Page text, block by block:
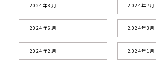
2024年8月 2024年7月
2024年6月 2024年3月
2024年2月 2024年1月